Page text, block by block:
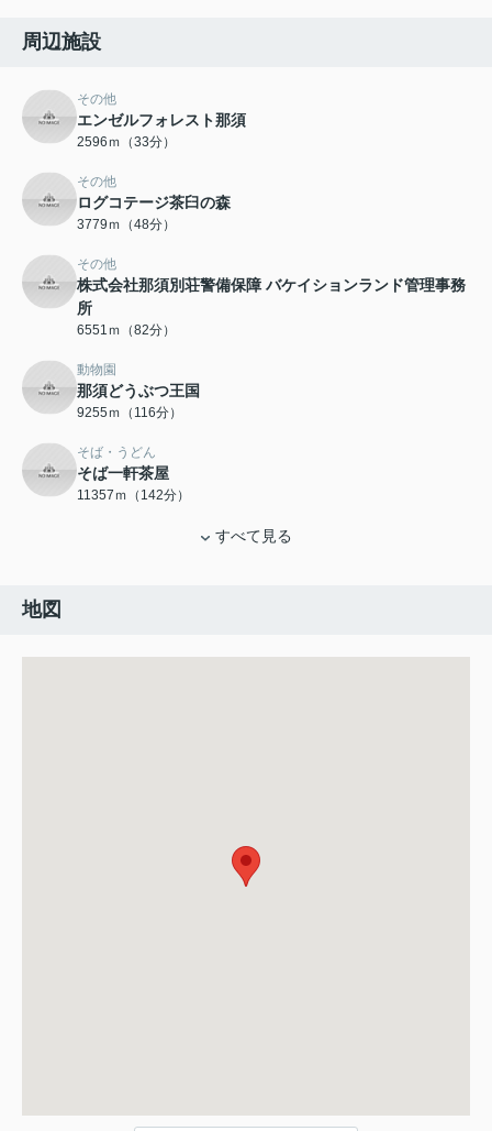
周辺施設
その他
エンゼルフォレスト那須
2596ｍ（33分）
その他
ログコテージ茶臼の森
3779ｍ（48分）
その他
株式会社那須別荘警備保障 バケイションランド管理事務
所
6551ｍ（82分）
動物園
那須どうぶつ王国
9255ｍ（116分）
そば・うどん
そば一軒茶屋
11357ｍ（142分）
すべて見る
地図